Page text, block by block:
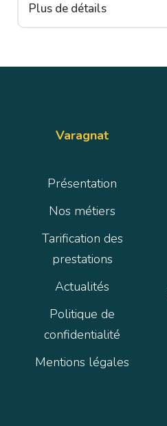
Plus de détails
Varagnat
Présentation
Nos métiers
Tarification des
prestations
Actualités
Politique de
confidentialité
Mentions légales